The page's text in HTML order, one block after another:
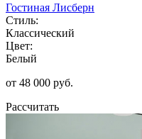
Гостиная Лисберн
Стиль:
Классический
Цвет:
Белый
от 48 000 руб.
Рассчитать